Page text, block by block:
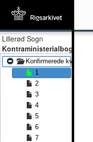
Lillerød Sogn
Kontraministerialbog
Konfirmerede kvinder
1
2
3
4
5
6
7